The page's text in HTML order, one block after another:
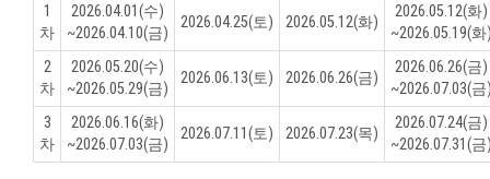
1
차
2026.04.01(수)
~2026.04.10(금)
2026.04.25(토) 2026.05.12(화)
2026.05.12(화)
~2026.05.19(
2
차
2026.05.20(수)
~2026.05.29(금)
2026.06.13(토) 2026.06.26(금)
2026.06.26(금)
~2026.07.03(
3
차
2026.06.16(화)
~2026.07.03(금)
2026.07.11(토) 2026.07.23(목)
2026.07.24(금)
~2026.07.31(